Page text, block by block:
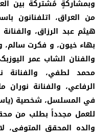
وبمشاركةٍ مُشتركة بين
من العراق، اتلفنانون
هيثم عبد الرزاق،
بهاء خيون، و فكرت
والفنان الشاب عمر
محمد لطفي، والفنانة
الرفاعي، والفنانة
في المسلسل، شخصية
للعمل مجدداً بطلب من
والده المحقق المتوفى،